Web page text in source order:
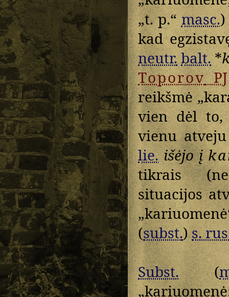
„t. p.“masc.
kad
neutr.balt.*
ToporovPJ
reikšmė
vien dėl to,
vienu
lie. išėjo į
tikrais
situacijos
(subst.)s.
Subst.(